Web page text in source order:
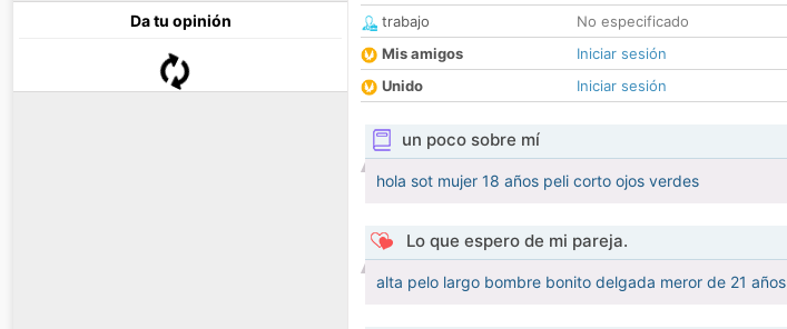
Da tu opinión
trabajo
No especificado
Mis amigos
Iniciar sesión
Unido
Iniciar sesión
un poco sobre mí
hola sot mujer 18 años peli corto ojos verdes
Lo que espero de mi pareja.
alta pelo largo bombre bonito delgada meror de 21 años